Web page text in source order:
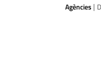
Agències |